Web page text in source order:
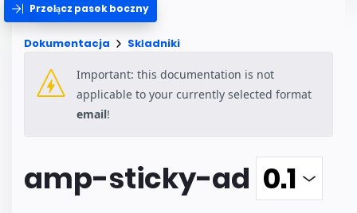
Przełącz pasek boczny
Dokumentacja Składniki
Important: this documentation is not
applicable to your currently selected format
email!
amp-sticky-ad